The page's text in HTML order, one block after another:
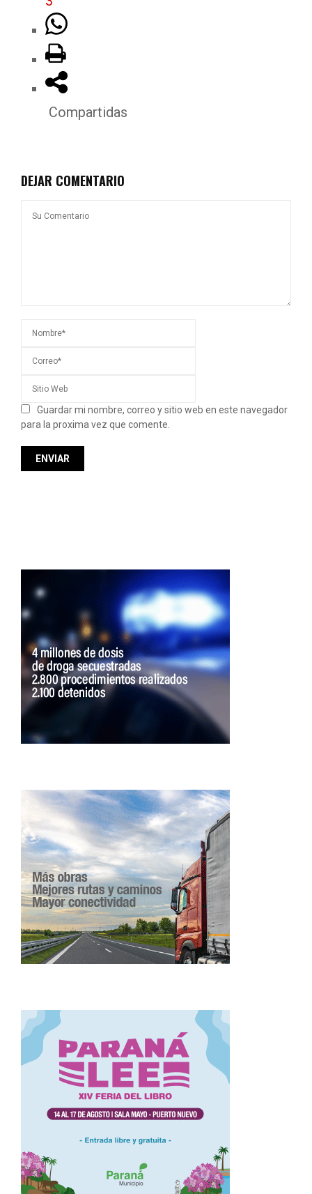
Compartidas
DEJAR COMENTARIO
Guardar mi nombre, correo y sitio web en este navegador
para la proxima vez que comente.